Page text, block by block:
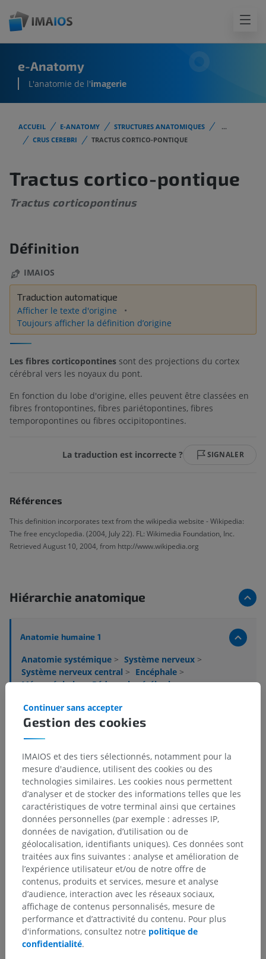
e-Anatomy
L'anatomie de l'imagerie
ACCUEIL E-ANATOMY STRUCTURES ANATOMIQUES
...
CRUS CEREBRI
TRACTUS CORTICO-PONTIQUE
Tractus cortico-pontique
Tractus corticopontinus
Définition
IMAIOS
Traduction automatique
Afficher le texte d'origine
Toujours afficher la définition d’origine
Les fibres corticopontines sont des projections du cortex
cérébral vers les noyaux du pont.
En fonction du lobe d'origine, elles peuvent être classées en
fibres frontopontines, fibres pariétopontines, fibres
temporopontines ou fibres occipitopontines.
La traduction est incorrecte ? SIGNALER
Références
This definition incorporates text from the wikipedia website - Wikipedia:
The free encyclopedia. (2004, July 22). FL: Wikimedia Foundation, Inc.
Retrieved August 10, 2004, from http://www.wikipedia.org
Hiérarchie anatomique
Anatomie humaine 1
Anatomie systémique > Système nerveux >
Système nerveux central > Encéphale >
Mésencéphale> Pédoncule cérébral>
Tractus cortico-pontique
Fibres occipito-pontiques
Fibres pariéto-pontiques
Fibres temporo-pontiques
Neuroanatomie humaine
Anatomie comparée chez l’animal
Traductions
Gestion des cookies
Continuer sans accepter
IMAIOS et des tiers sélectionnés, notamment pour la
mesure d'audience, utilisent des cookies ou des
technologies similaires. Les cookies nous permettent
d’analyser et de stocker des informations telles que les
caractéristiques de votre terminal ainsi que certaines
données personnelles (par exemple : adresses IP,
données de navigation, d’utilisation ou de
géolocalisation, identifiants uniques). Ces données sont
traitées aux fins suivantes : analyse et amélioration de
l’expérience utilisateur et/ou de notre offre de
contenus, produits et services, mesure et analyse
d’audience, interaction avec les réseaux sociaux,
affichage de contenus personnalisés, mesure de
performance et d’attractivité du contenu. Pour plus
d'informations, consultez notre politique de
confidentialité.